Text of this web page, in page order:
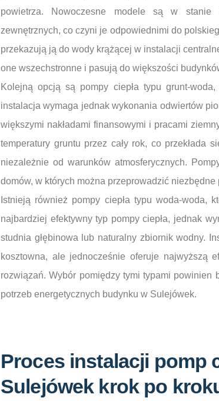
powietrza. Nowoczesne modele są w stanie
zewnętrznych, co czyni je odpowiednimi do
przekazują ją do wody krążącej w instalacji
one wszechstronne i pasują do większości
Kolejną opcją są pompy ciepła typu grunt-
instalacja wymaga jednak wykonania odwiertów
większymi nakładami finansowymi i pracami
temperatury gruntu przez cały rok, co przekłada
niezależnie od warunków atmosferycznych.
domów, w których można przeprowadzić
Istnieją również pompy ciepła typu woda-woda,
najbardziej efektywny typ pompy ciepła, jednak
studnia głębinowa lub naturalny zbiornik wodny.
kosztowna, ale jednocześnie oferuje najwyższą
rozwiązań. Wybór pomiędzy tymi typami powinien
potrzeb energetycznych budynku w Sulejówek.
Proces instalacji pomp
Sulejówek krok po